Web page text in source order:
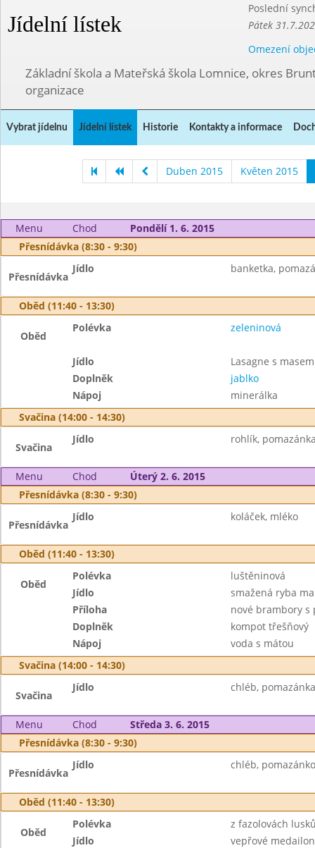
Jídelní lístek
Poslední
Pátek
Omezení
Základní škola a Mateřská škola Lomnice, okres
organizace
Vybrat jídelnu Jídelní lístek Historie Kontakty a informace
Duben 2015 Květen 2015
Menu Chod
Pondělí 1. 6. 2015
Přesnídávka (8:30 - 9:30)
Přesnídávka
Jídlo banketka,
Oběd (11:40 - 13:30)
Oběd
Polévka zeleninová
Jídlo
Lasagne s
Doplněk
jablko
Nápoj
minerálka
Svačina (14:00 - 14:30)
Svačina
Jídlo rohlík,
Menu Chod
Úterý 2. 6. 2015
Přesnídávka (8:30 - 9:30)
Přesnídávka
Jídlo koláček, mléko
Oběd (11:40 - 13:30)
Oběd
Polévka
luštěninová
Jídlo
smažená ryba
Příloha
nové brambory s
Doplněk
kompot třešňový
Nápoj
voda s mátou
Svačina (14:00 - 14:30)
Svačina
Jídlo chléb,
Menu Chod
Středa 3. 6. 2015
Přesnídávka (8:30 - 9:30)
Přesnídávka
Jídlo chléb,
Oběd (11:40 - 13:30)
Oběd
Polévka
z fazolovách
Jídlo
vepřové